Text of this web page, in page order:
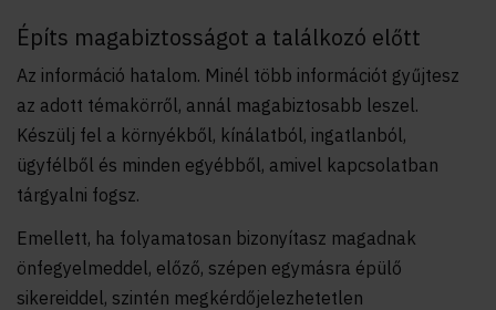
Építs magabiztosságot a találkozó előtt
Az információ hatalom. Minél több információt gyűjtesz
az adott témakörről, annál magabiztosabb leszel.
Készülj fel a környékből, kínálatból, ingatlanból,
ügyfélből és minden egyébből, amivel kapcsolatban
tárgyalni fogsz.
Emellett, ha folyamatosan bizonyítasz magadnak
önfegyelmeddel, előző, szépen egymásra épülő
sikereiddel, szintén megkérdőjelezhetetlen